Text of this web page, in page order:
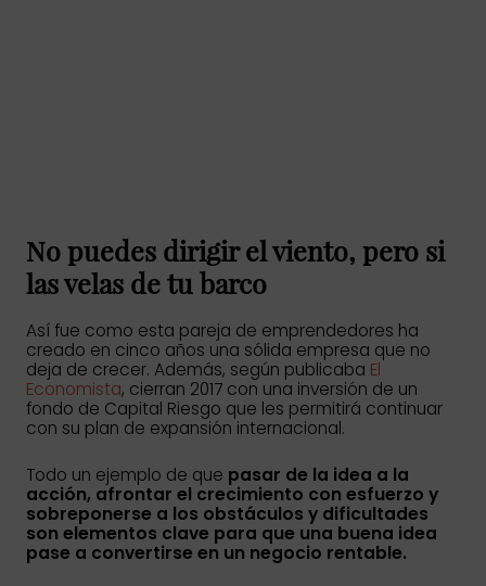
No puedes dirigir el viento, pero si
las velas de tu barco
Así fue como esta pareja de emprendedores ha
creado en cinco años una sólida empresa que no
deja de crecer. Además, según publicaba El
Economista, cierran 2017 con una inversión de un
fondo de Capital Riesgo que les permitirá continuar
con su plan de expansión internacional.
Todo un ejemplo de que pasar de la idea a la
acción, afrontar el crecimiento con esfuerzo y
sobreponerse a los obstáculos y dificultades
son elementos clave para que una buena idea
pase a convertirse en un negocio rentable.